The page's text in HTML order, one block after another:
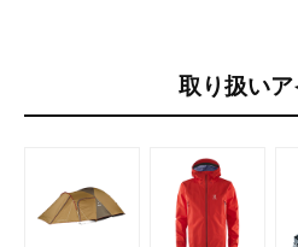
取り扱い